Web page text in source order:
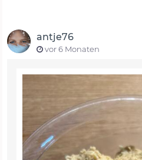
antje76
vor 6 Monaten